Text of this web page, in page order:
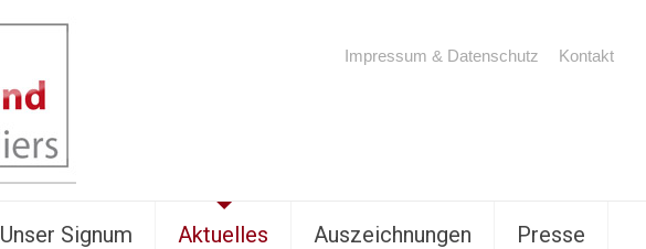
Unser Signum Aktuelles Auszeichnungen Presse
Impressum & Datenschutz Kontakt